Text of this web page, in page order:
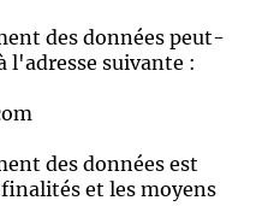
des données peut-
l'adresse suivante :
des données est
et les moyens